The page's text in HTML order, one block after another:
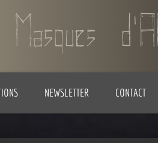
NEWSLETTER CONTACT